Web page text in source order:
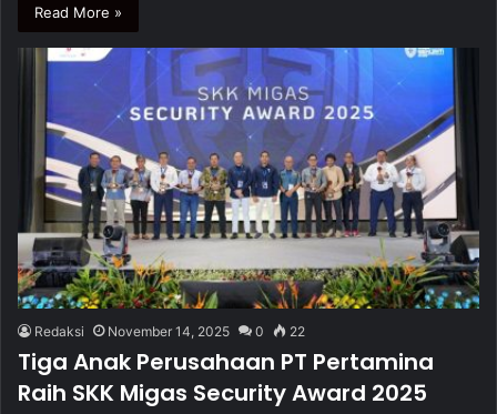
Read More »
Redaksi November 14, 2025 0 22
Tiga Anak Perusahaan PT Pertamina
Raih SKK Migas Security Award 2025